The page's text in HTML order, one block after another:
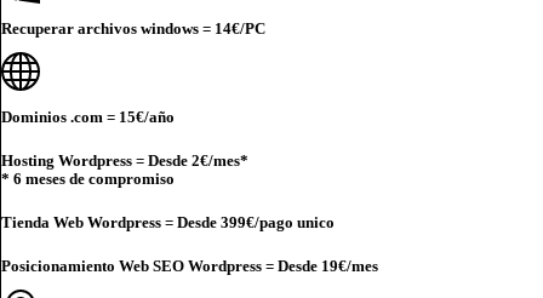
Recuperar archivos windows = 14€/PC
Dominios .com = 15€/año
Hosting Wordpress = Desde 2€/mes*
* 6 meses de compromiso
Tienda Web Wordpress = Desde 399€/pago unico
Posicionamiento Web SEO Wordpress = Desde 19€/mes